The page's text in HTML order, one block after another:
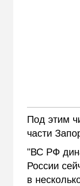
Под этим
части
"ВС РФ
России
в